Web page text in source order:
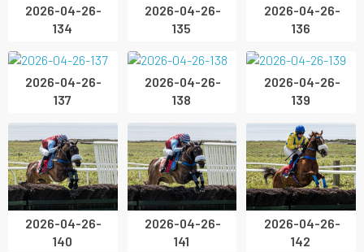
2026-04-26-
134
2026-04-26-
135
2026-04-26-
136
2026-04-26-
137
2026-04-26-
138
2026-04-26-
139
2026-04-26-
140
2026-04-26-
141
2026-04-26-
142